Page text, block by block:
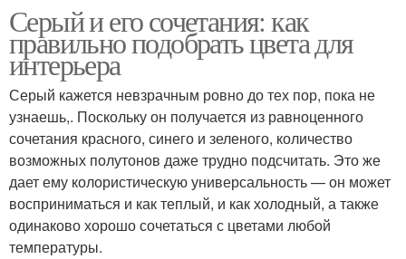
Серый и его сочетания: как
правильно подобрать цвета для
интерьера
Серый кажется невзрачным ровно до тех пор, пока не
узнаешь,. Поскольку он получается из равноценного
сочетания красного, синего и зеленого, количество
возможных полутонов даже трудно подсчитать. Это же
дает ему колористическую универсальность — он может
восприниматься и как теплый, и как холодный, а также
одинаково хорошо сочетаться с цветами любой
температуры.